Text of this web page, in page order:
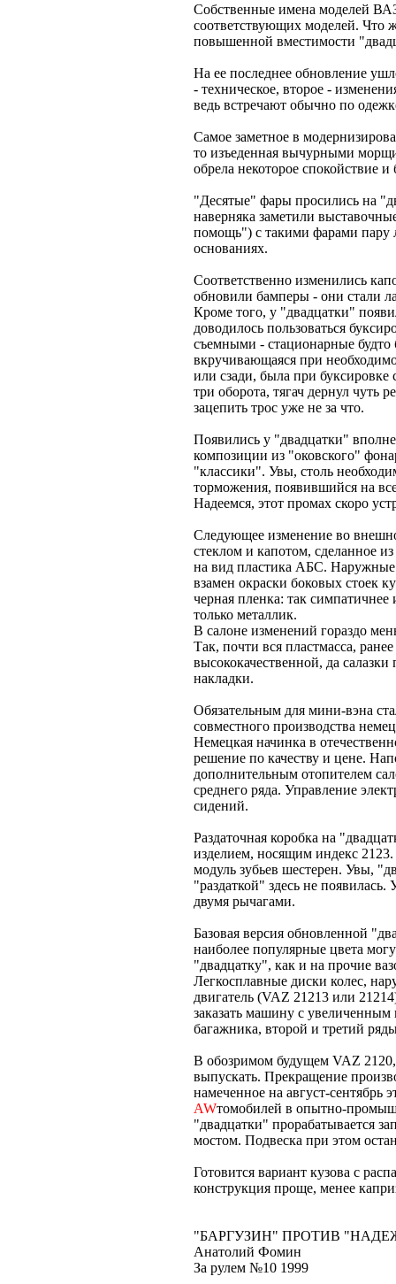
Собственные имена моделей
соответствующих моделей. Что
повышенной вместимости
На ее последнее обновление
- техническое, второе -
ведь встречают обычно по
Самое заметное в
то изъеденная вычурными
обрела некоторое спокойствие и
"Десятые" фары просились на
наверняка заметили
помощь") с такими фарами пару
основаниях.
Соответственно изменились
обновили бамперы - они стали
Кроме того, у "двадцатки"
доводилось пользоваться
съемными - стационарные
вкручивающаяся при
или сзади, была при
три оборота, тягач дернул чуть
зацепить трос уже не за что.
Появились у "двадцатки"
композиции из "оковского"
"классики". Увы, столь
торможения, появившийся на
Надеемся, этот промах скоро
Следующее изменение во
стеклом и капотом, сделанное
на вид пластика АБС.
взамен окраски боковых стоек
черная пленка: так
только металлик.
В салоне изменений гораздо
Так, почти вся пластмасса,
высококачественной, да
накладки.
Обязательным для мини-вэна
совместного производства
Немецкая начинка в
решение по качеству и цене.
дополнительным отопителем
среднего ряда. Управление
сидений.
Раздаточная коробка на
изделием, носящим индекс
модуль зубьев шестерен. Увы,
"раздаткой" здесь не
двумя рычагами.
Базовая версия обновленной
наиболее популярные цвета
"двадцатку", как и на прочие
Легкосплавные диски колес,
двигатель (VAZ 21213 или
заказать машину с
багажника, второй и третий
В обозримом будущем VAZ
выпускать. Прекращение
намеченное на август-сентябрь
AWтомобилей в опытно-
"двадцатки" прорабатывается
мостом. Подвеска при этом
Готовится вариант кузова с
конструкция проще, менее
"БАРГУЗИН" ПРОТИВ
Анатолий Фомин
За рулем №10 1999